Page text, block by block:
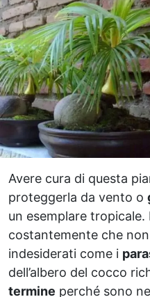
Avere cura di questa
proteggerla da vento o
un esemplare
costantemente che
indesiderati come i
dell’albero del cocco
termine perché sono